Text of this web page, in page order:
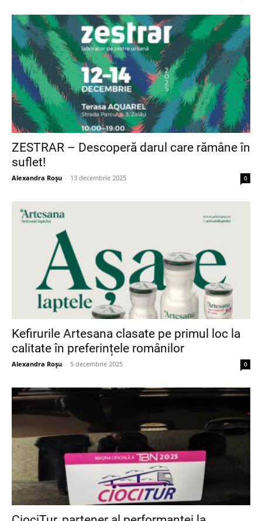
ZESTRAR – Descoperă darul care rămâne în
suflet!
Alexandra Roșu - 13 decembrie 2025 0
Kefirurile Artesana clasate pe primul loc la
calitate în preferințele românilor
Alexandra Roșu - 5 decembrie 2025 0